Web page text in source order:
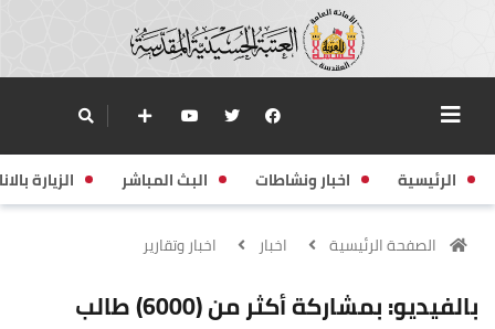
الرئيسية اخبار ونشاطات البث المباشر الزيارة
الصفحة الرئيسية اخبار اخبار وتقارير
بالفيديو: بمشاركة أكثر من (6000) طالب